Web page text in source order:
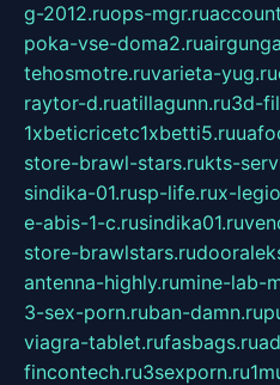
g-2012.ruops-mgr.ru
poka-vse-doma2.ru
tehosmotre.ruvarieta-yug.ru
raytor-d.ruatillagunn.ru3d-
1xbeticricetc1xbetti5.ru
store-brawl-stars.rukts-
sindika-01.rusp-life.rux-
e-abis-1-c.rusindika01.ru
store-brawlstars.ru
antenna-highly.rumine-lab-
3-sex-porn.ruban-damn.ru
viagra-tablet.rufasbags.ru
fincontech.ru3sexporn.ru